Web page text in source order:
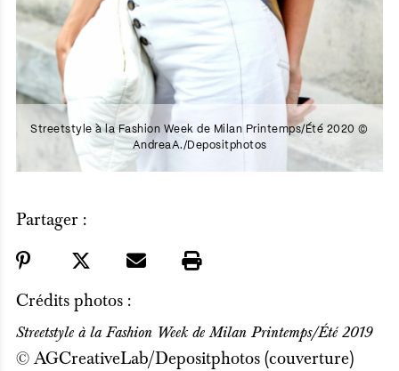
Streetstyle à la Fashion Week de Milan Printemps/Été 2020 ©
AndreaA./Depositphotos
Partager :
Crédits photos :
Streetstyle à la Fashion Week de Milan Printemps/Été 2019
© AGCreativeLab/Depositphotos (couverture)